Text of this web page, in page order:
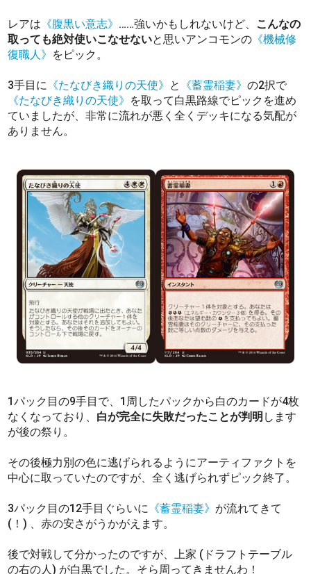
レアは 《腹黒い意志》 ……強いかもしれないけど、 こんなの
取っても絶対使いこなせないと思いアンコモンの 《機械修
復職人》 をピック。
3手目に 《たなびき織りの天使》 と 《蓄霊稲妻》の2択で
《たなびき織りの天使》 を取って白黒路線でピックを進め
ていましたが、非常に流れが悪く全くデッキになる気配が
ありません。
1パック目の9手目で、1周したパックから白のカードが4枚
なくなっており、 白が完全に失敗だったことが判明 します
が後の祭り。
その後極力別の色に逃げられるようにアーティファクトを
中心に取っていたのですが、全く逃げられずピック終了。
3パック目の12手目ぐらいに 《蓄霊稲妻》 が流れてきて
(！) 、赤の安さがうかがえます。
後で対戦して分かったのですが、上家 (ドラフトテーブル
の右の人) が白黒でした。そら周ってきませんわ！